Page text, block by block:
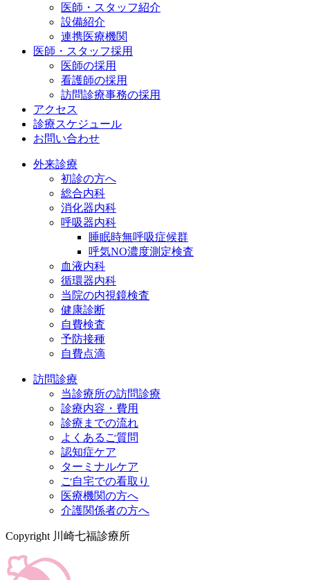
医師・スタッフ紹介
設備紹介
連携医療機関
医師・スタッフ採用
医師の採用
看護師の採用
訪問診療事務の採用
アクセス
診療スケジュール
お問い合わせ
外来診療
初診の方へ
総合内科
消化器内科
呼吸器内科
睡眠時無呼吸症候群
呼気NO濃度測定検査
血液内科
循環器内科
当院の内視鏡検査
健康診断
自費検査
予防接種
自費点滴
訪問診療
当診療所の訪問診療
診療内容・費用
診療までの流れ
よくあるご質問
認知症ケア
ターミナルケア
ご自宅での看取り
医療機関の方へ
介護関係者の方へ
Copyright 川崎七福診療所